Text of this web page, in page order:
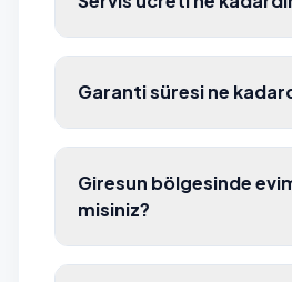
Garanti süresi ne
Giresun bölgesinde
misiniz?